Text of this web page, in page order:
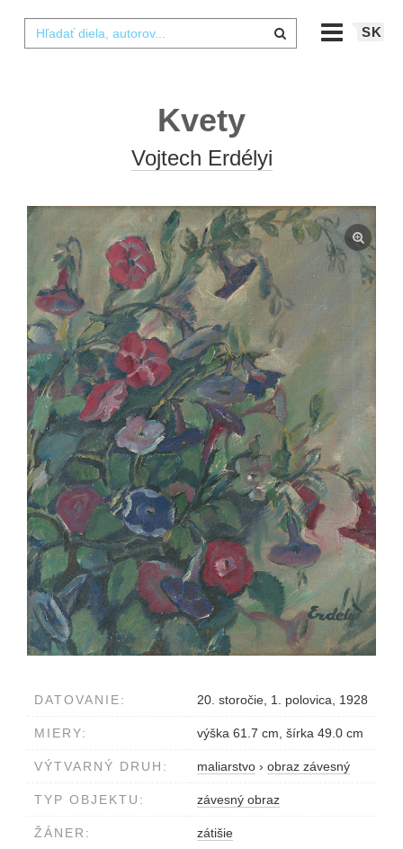
SK
Kvety
Vojtech Erdélyi
DATOVANIE: 20. storočie, 1. polovica, 1928
MIERY: výška 61.7 cm, šírka 49.0 cm
VÝTVARNÝ DRUH: maliarstvo › obraz závesný
TYP OBJEKTU: závesný obraz
ŽÁNER: zátišie